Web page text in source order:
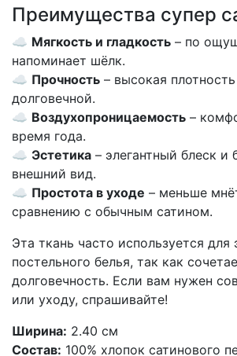
Преимущества супер
☁️ Мягкость и гладкость – по
напоминает шёлк.
☁️ Прочность – высокая
долговечной.
☁️ Воздухопроницаемость –
время года.
☁️ Эстетика – элегантный блеск и
внешний вид.
☁️ Простота в уходе – меньше
сравнению с обычным сатином.
Эта ткань часто используется для
постельного белья, так как
долговечность. Если вам нужен
или уходу, спрашивайте!
Ширина: 2.40 см
Состав: 100% хлопок сатинового